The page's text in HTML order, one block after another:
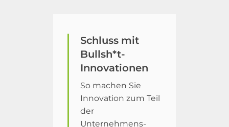
Schluss mit
Bullsh*t-
Innovationen
So machen Sie
Innovation zum Teil
der
Unternehmens-